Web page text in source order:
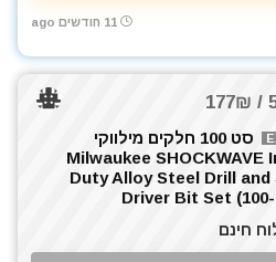
11 חודשים ago
סט 100 חלקים מילווקי
Milwaukee SHOCKWAVE
Duty Alloy Steel Drill and
Driver Bit Set
חינם